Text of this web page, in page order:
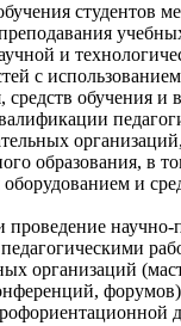
студентов
и
с
средств обучения и
образования, в
и
проведение научно-
организаций
форумов)